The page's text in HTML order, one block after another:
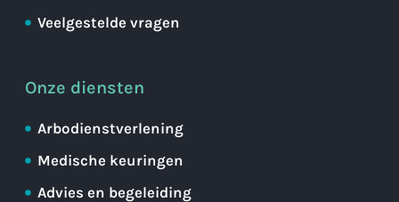
Veelgestelde vragen
Onze diensten
Arbodienstverlening
Medische keuringen
Advies en begeleiding